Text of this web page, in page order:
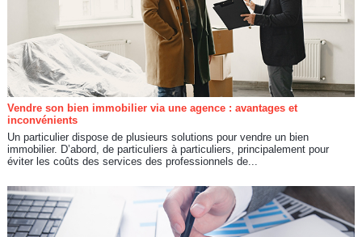
Vendre son bien immobilier via une agence : avantages et
inconvénients
Un particulier dispose de plusieurs solutions pour vendre un bien
immobilier. D’abord, de particuliers à particuliers, principalement pour
éviter les coûts des services des professionnels de...